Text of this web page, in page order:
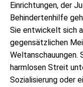
Einrichtungen, der
Behindertenhilfe
Sie entwickelt sich
gegensätzlichen
Weltanschauungen.
harmlosen Streit
Sozialisierung oder